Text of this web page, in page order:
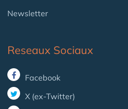
Newsletter
Reseaux Sociaux
Facebook
X (ex-Twitter)